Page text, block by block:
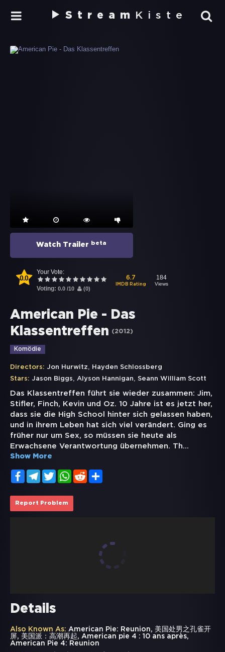
Stream Kiste
Watch Trailer beta
0.0
Your Vote:
Voting: 0.0 /10 (0)
6.7
IMDB Rating
184
Views
American Pie - Das
Klassentreffen
(2012)
Komödie
Directors: Jon Hurwitz, Hayden Schlossberg
Stars: Jason Biggs, Alyson Hannigan, Seann William Scott
Das Klassentreffen führt sie wieder zusammen: Jim,
Stifler, Finch, Kevin und Oz. 10 Jahre ist es jetzt her,
dass sie die High School hinter sich gelassen haben,
und in ihrem Leben hat sich viel verändert. Ging es
früher nur um Sex, so müssen sie heute als
Erwachsene Verantwortung übernehmen. Th...
Show More
FacebookTelegramTwitterWhatsApp
Reddit
Report Problem
Details
Also Known As: American Pie: Reunion, 美国处男之孔雀开
屏, 美国派：高潮再起, American pie 4 : 10 ans après,
American Pie 4: Reunion